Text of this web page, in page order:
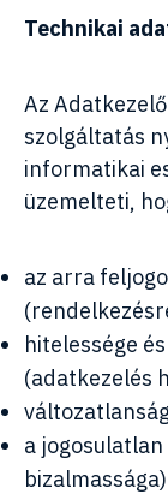
Technikai
Az
szolgáltatás
informatikai
üzemelteti,
az arra
hitelessége
(adatkezelés
a